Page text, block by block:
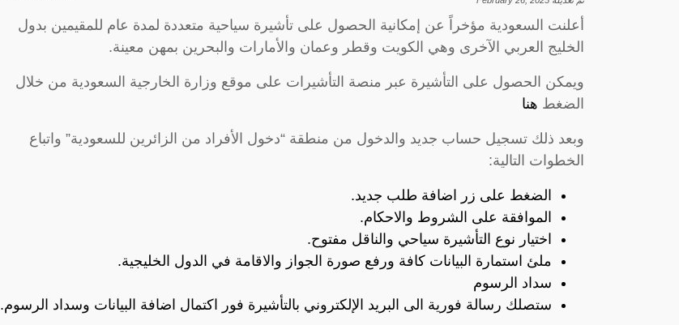
أعلنت السعودية مؤخراً عن إمكانية الحصول على تأشيرة سياحية متعددة لمدة عام للمقيمين بدول
الخليج العربي الآخرى وهي الكويت وقطر وعمان والأمارات والبحرين بمهن معينة.
ويمكن الحصول على التأشيرة عبر منصة التأشيرات على موقع وزارة الخارجية السعودية من خلال
الضغط هنا
وبعد ذلك تسجيل حساب جديد والدخول من منطقة “دخول الأفراد من الزائرين للسعودية” واتباع
الخطوات التالية:
الضغط على زر اضافة طلب جديد.
الموافقة على الشروط والاحكام.
اختيار نوع التأشيرة سياحي والناقل مفتوح.
ملئ استمارة البيانات كافة ورفع صورة الجواز والاقامة في الدول الخليجية.
سداد الرسوم
ستصلك رسالة فورية الى البريد الإلكتروني بالتأشيرة فور اكتمال اضافة البيانات وسداد الرسوم.